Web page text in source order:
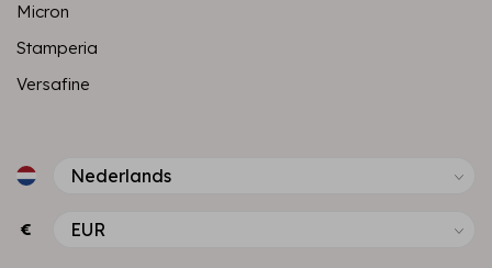
Micron
Stamperia
Versafine
€